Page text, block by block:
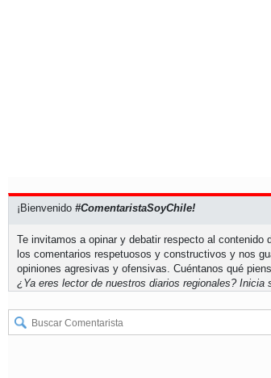
¡Bienvenido #ComentaristaSoyChile!
Te invitamos a opinar y debatir respecto al
los comentarios respetuosos y constructivos y nos
opiniones agresivas y ofensivas. Cuéntanos qué
¿Ya eres lector de nuestros diarios regionales? Inicia